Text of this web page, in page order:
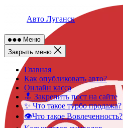
Авто Луганск
Меню
Закрыть меню
Главная
Как опубликовать авто?
Онлайн касса
🔝 Закрепить пост на сайте
✨ Что такое турбо продажа?
👁️Что такое Вовлеченность?